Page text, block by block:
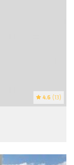
4.6 (13)